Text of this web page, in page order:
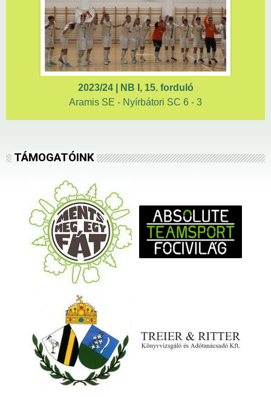
2023/24 | NB I, 15. forduló
Aramis SE - Nyírbátori SC 6 - 3
TÁMOGATÓINK